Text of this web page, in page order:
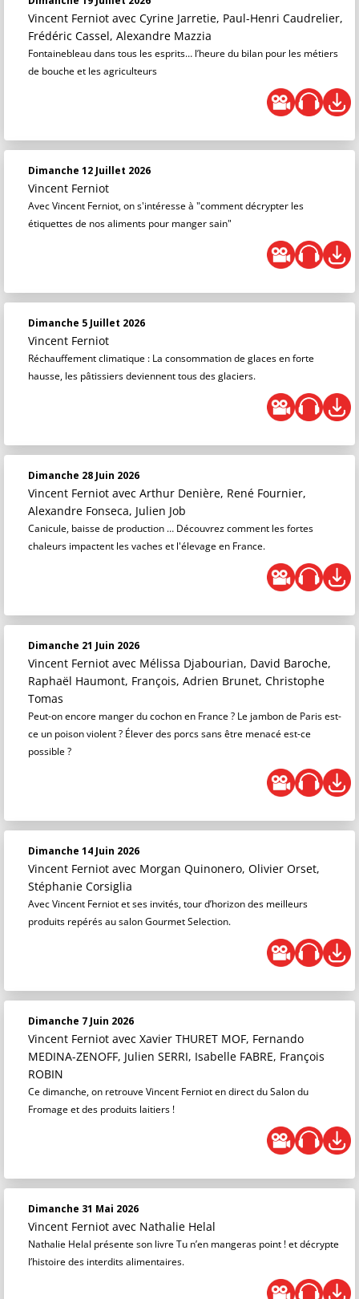
Vincent Ferniot avec Cyrine Jarretie, Paul-Henri Caudrelier,
Frédéric Cassel, Alexandre Mazzia
Fontainebleau dans tous les esprits… l’heure du bilan pour les métiers
de bouche et les agriculteurs
Dimanche 12 Juillet 2026
Vincent Ferniot
Avec Vincent Ferniot, on s'intéresse à "comment décrypter les
étiquettes de nos aliments pour manger sain"
Dimanche 5 Juillet 2026
Vincent Ferniot
Réchauffement climatique : La consommation de glaces en forte
hausse, les pâtissiers deviennent tous des glaciers.
Dimanche 28 Juin 2026
Vincent Ferniot avec Arthur Denière, René Fournier,
Alexandre Fonseca, Julien Job
Canicule, baisse de production … Découvrez comment les fortes
chaleurs impactent les vaches et l'élevage en France.
Dimanche 21 Juin 2026
Vincent Ferniot avec Mélissa Djabourian, David Baroche,
Raphaël Haumont, François, Adrien Brunet, Christophe
Tomas
Peut-on encore manger du cochon en France ? Le jambon de Paris est-
ce un poison violent ? Élever des porcs sans être menacé est-ce
possible ?
Dimanche 14 Juin 2026
Vincent Ferniot avec Morgan Quinonero, Olivier Orset,
Stéphanie Corsiglia
Avec Vincent Ferniot et ses invités, tour d’horizon des meilleurs
produits repérés au salon Gourmet Selection.
Dimanche 7 Juin 2026
Vincent Ferniot avec Xavier THURET MOF, Fernando
MEDINA-ZENOFF, Julien SERRI, Isabelle FABRE, François
ROBIN
Ce dimanche, on retrouve Vincent Ferniot en direct du Salon du
Fromage et des produits laitiers !
Dimanche 31 Mai 2026
Vincent Ferniot avec Nathalie Helal
Nathalie Helal présente son livre Tu n’en mangeras point ! et décrypte
l’histoire des interdits alimentaires.